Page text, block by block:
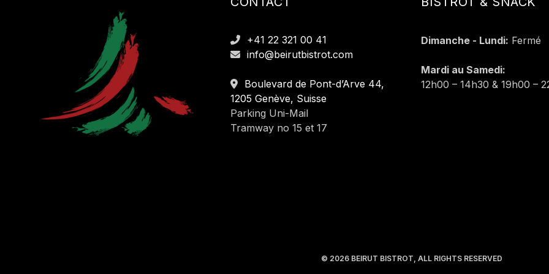
+41 22 321 00 41
info@beirutbistrot.com
Boulevard de Pont-d’Arve 44,
1205 Genève, Suisse
Parking Uni-Mail
Tramway no 15 et 17
Dimanche - Lundi: Fermé
Mardi au Samedi:
12h00 – 14h30 & 19h00 –
© 2026 BEIRUT BISTROT, ALL RIGHTS RESERVED